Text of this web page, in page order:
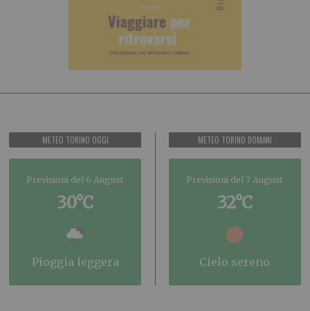
METEO TORINO OGGI
Previsioni del 6 August
30°C
pioggia leggera
METEO TORINO DOMANI
Previsioni del 7 August
32°C
cielo sereno